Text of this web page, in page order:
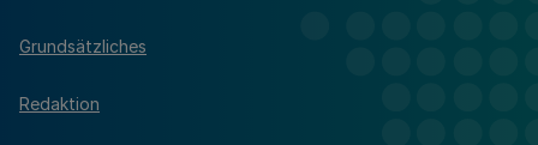
Grundsätzliches
Redaktion